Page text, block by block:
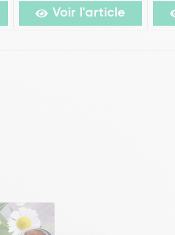
Voir l'article